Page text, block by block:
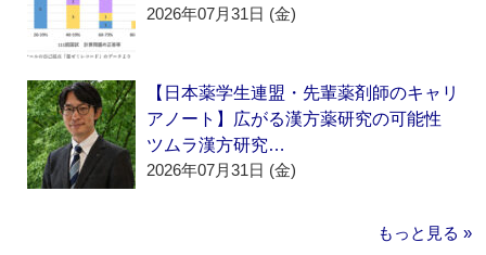
2026年07月31日 (金)
【日本薬学生連盟・先輩薬剤師のキャリ
アノート】広がる漢方薬研究の可能性
ツムラ漢方研究…
2026年07月31日 (金)
もっと見る »